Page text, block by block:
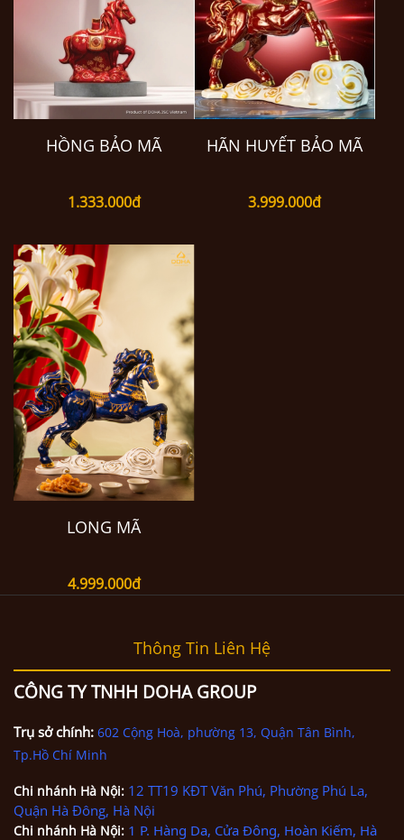
HỒNG BẢO MÃ
1.333.000đ
HÃN HUYẾT BẢO MÃ
3.999.000đ
LONG MÃ
4.999.000đ
Thông Tin Liên Hệ
CÔNG TY TNHH DOHA GROUP
Trụ sở chính: 602 Cộng Hoà, phường 13, Quận Tân Bình,
Tp.Hồ Chí Minh
Chi nhánh Hà Nội: 12 TT19 KĐT Văn Phú, Phường Phú La,
Quận Hà Đông, Hà Nội
Chi nhánh Hà Nội: 1 P. Hàng Da, Cửa Đông, Hoàn Kiếm, Hà